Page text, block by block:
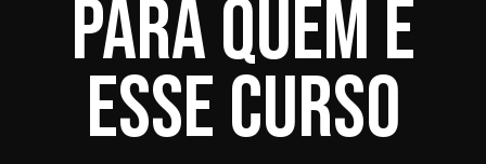
Para quem é
esse curso